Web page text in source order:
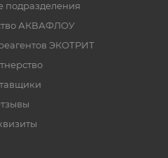
подразделения
АКВАФЛОУ
ЭКОТРИТ